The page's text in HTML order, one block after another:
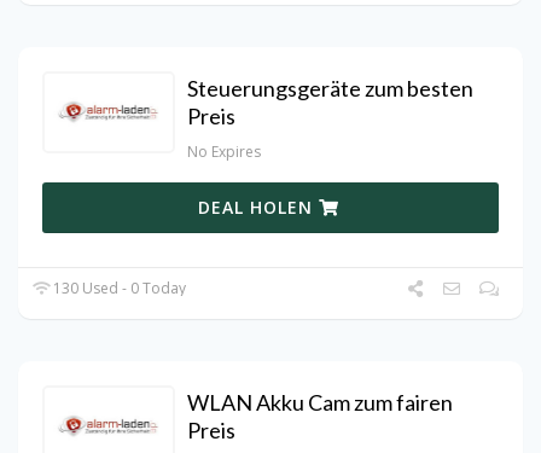
Steuerungsgeräte zum besten
Preis
No Expires
DEAL HOLEN
130 Used - 0 Today
WLAN Akku Cam zum fairen
Preis